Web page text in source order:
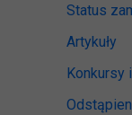
Status
Artykuły
Konkursy